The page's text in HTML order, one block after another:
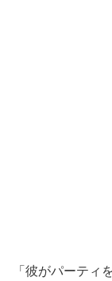
「彼がパーティ